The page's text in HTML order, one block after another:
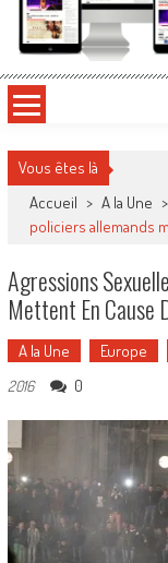
Vous êtes là
Accueil > A la Une >
policiers allemands
Agressions
Mettent En Cause
A la Une Europe
2016
0